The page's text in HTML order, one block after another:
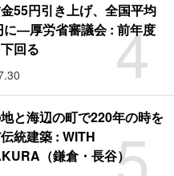
4
55円引き上げ、全国平均
に―厚労省審議会 : 前年度
回る
と海辺の町で220年の時を
統建築 : WITH
（鎌倉・長谷）